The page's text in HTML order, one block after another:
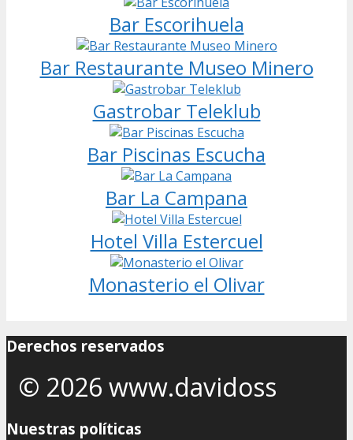
Bar Escorihuela
Bar Restaurante Museo Minero
Gastrobar Teleklub
Bar Piscinas Escucha
Bar La Campana
Hotel Villa Estercuel
Monasterio el Olivar
Derechos reservados
© 2026 www.davidoss
Nuestras políticas